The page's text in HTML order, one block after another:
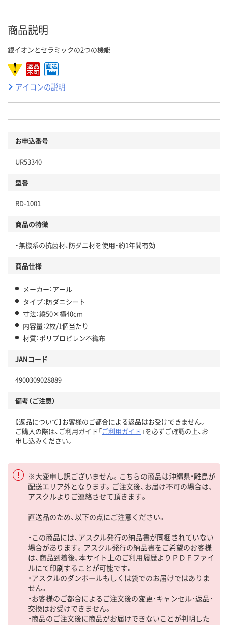
商品説明
銀イオンとセラミックの2つの機能
アイコンの説明
お申込番号
UR53340
型番
RD-1001
商品の特徴
・無機系の抗菌材、防ダニ材を使用・約1年間有効
商品仕様
メーカー：アール
タイプ：防ダニシート
寸法：縦50×横40cm
内容量：2枚/1個当たり
材質：ポリプロピレン不織布
JANコード
4900309028889
備考（ご注意）
【返品について】お客様のご都合による返品はお受けできません。
ご購入の際は、ご利用ガイド「ご利用ガイド 」を必ずご確認の上、お
申し込みください。
※大変申し訳ございません。こちらの商品は沖縄県・離島が
配送エリア外となります。ご注文後、お届け不可の場合は、
アスクルよりご連絡させて頂きます。
直送品のため、以下の点にご注意ください。
・この商品には、アスクル発行の納品書が同梱されていない
場合があります。アスクル発行の納品書をご希望のお客様
は、商品到着後、本サイト上のご利用履歴よりＰＤＦファイ
ルにて印刷することが可能です。
・アスクルのダンボールもしくは袋でのお届けではありま
せん。
・お客様のご都合によるご注文後の変更・キャンセル・返品・
交換はお受けできません。
・商品のご注文後に商品がお届けできないことが判明した